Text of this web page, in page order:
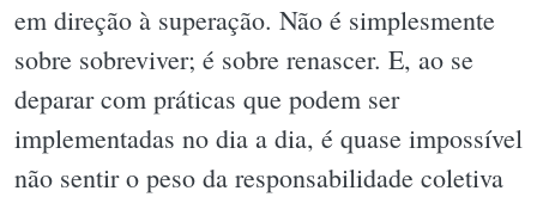
em direção à superação. Não é simplesmente
sobre sobreviver; é sobre renascer. E, ao se
deparar com práticas que podem ser
implementadas no dia a dia, é quase impossível
não sentir o peso da responsabilidade coletiva